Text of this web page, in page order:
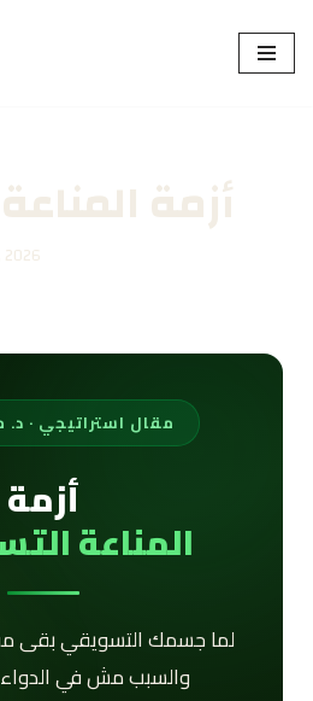
أزمة
2026
مقال استراتيجي ·
أزمة
المناعة
لما جسمك التسويقي بقى
والسبب مش في